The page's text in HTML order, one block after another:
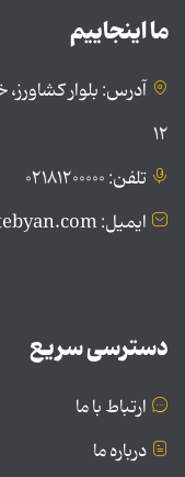
ما اینجاییم
آدرس: بلوار
۱۲
تلفن: ۰۲۱۸۱۲۰۰۰۰۰
ایمیل: public@tebyan.com
دسترسی سریع
ارتباط با ما
درباره ما